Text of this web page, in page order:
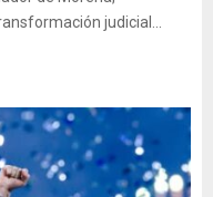
judicial...